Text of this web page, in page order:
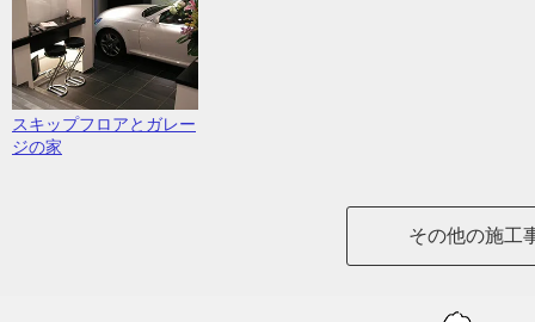
スキップフロアとガレー
ジの家
その他の施工